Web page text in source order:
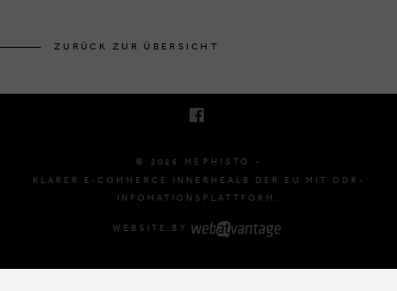
ZURÜCK ZUR ÜBERSICHT
© 2026 MEPHISTO -
KLARER E-COMMERCE INNERHEALB DER EU MIT ODR-
INFOMATIONSPLATTFORM.
WEBSITE BY